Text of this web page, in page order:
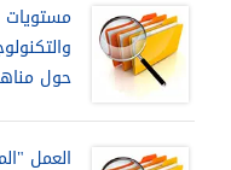
مستويات
حول
العمل